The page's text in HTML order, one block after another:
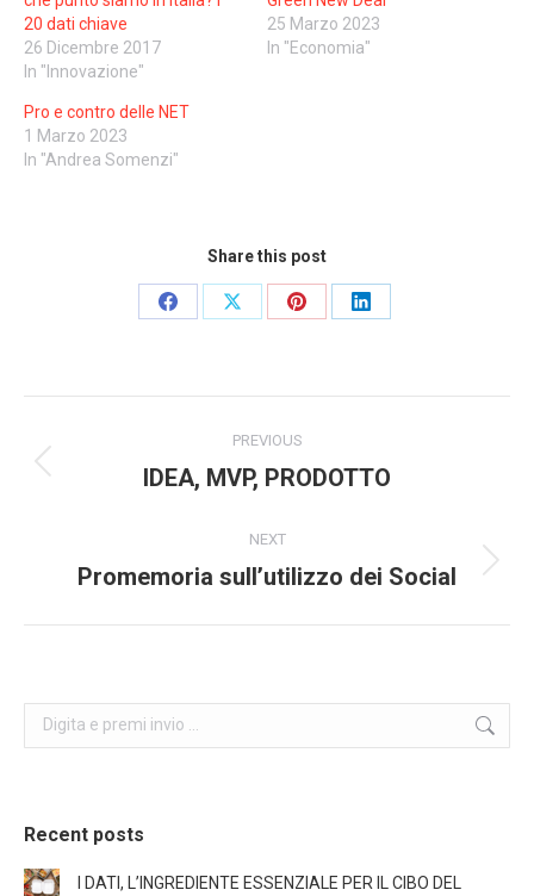
20 dati chiave
26 Dicembre 2017
In "Innovazione"
25 Marzo 2023
In "Economia"
Pro e contro delle NET
1 Marzo 2023
In "Andrea Somenzi"
Share this post
Share
Share
Share
Share
navigation
PREVIOUS
Previous
IDEA, MVP, PRODOTTO
NEXT
Next
Promemoria sull’utilizzo dei Social
Search:
Recent posts
I DATI, L’INGREDIENTE ESSENZIALE PER IL CIBO DEL